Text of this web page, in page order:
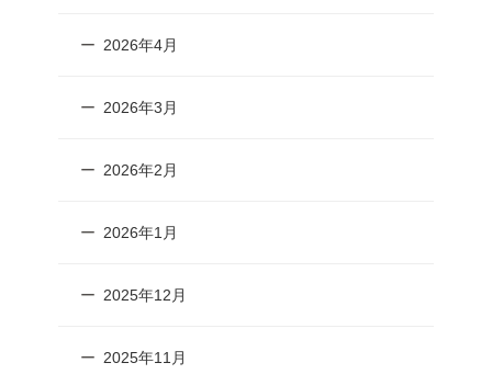
2026年4月
2026年3月
2026年2月
2026年1月
2025年12月
2025年11月